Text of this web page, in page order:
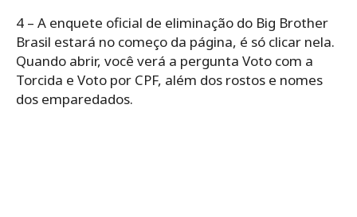
4 – A enquete oficial de eliminação do Big Brother
Brasil estará no começo da página, é só clicar nela.
Quando abrir, você verá a pergunta Voto com a
Torcida e Voto por CPF, além dos rostos e nomes
dos emparedados.